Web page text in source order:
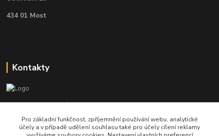
434 01 Most
Kontakty
Telefon pro technické dotazy: 775 113 255
Telefon do našeho obchodu : 774 993 479
Pro základní funkčnost, zpříjemnění používání webu, analytické
účely a v případě udělení souhlasu také pro účely cílení reklamy